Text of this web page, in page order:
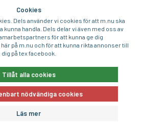
Cookies
Dels använder vi cookies för att m.nu ska
kunna handla. Dels delar vi även med oss av
för att kunna ge dig
på m.nu och för att kunna rikta annonser till
dig på tex facebook.
Tillåt alla cookies
nödvändiga cookies
Läs mer